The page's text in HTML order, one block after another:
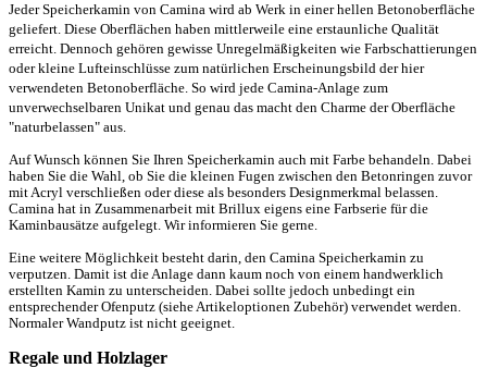
Jeder Speicherkamin von Camina wird ab Werk in einer hellen Betonoberfläche
geliefert. Diese Oberflächen haben mittlerweile eine erstaunliche Qualität
erreicht. Dennoch gehören gewisse Unregelmäßigkeiten wie Farbschattierungen
oder kleine Lufteinschlüsse zum natürlichen Erscheinungsbild der hier
verwendeten Betonoberfläche. So wird jede Camina-Anlage zum
unverwechselbaren Unikat und genau das macht den Charme der Oberfläche
"naturbelassen" aus.
Auf Wunsch können Sie Ihren Speicherkamin auch mit Farbe behandeln. Dabei
haben Sie die Wahl, ob Sie die kleinen Fugen zwischen den Betonringen zuvor
mit Acryl verschließen oder diese als besonders Designmerkmal belassen.
Camina hat in Zusammenarbeit mit Brillux eigens eine Farbserie für die
Kaminbausätze aufgelegt. Wir informieren Sie gerne.
Eine weitere Möglichkeit besteht darin, den Camina Speicherkamin zu
verputzen. Damit ist die Anlage dann kaum noch von einem handwerklich
erstellten Kamin zu unterscheiden. Dabei sollte jedoch unbedingt ein
entsprechender Ofenputz (siehe Artikeloptionen Zubehör) verwendet werden.
Normaler Wandputz ist nicht geeignet.
Regale und Holzlager